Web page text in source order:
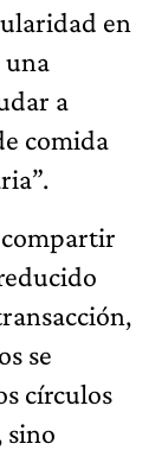
en
una
a
comida
compartir
se
círculos
sino